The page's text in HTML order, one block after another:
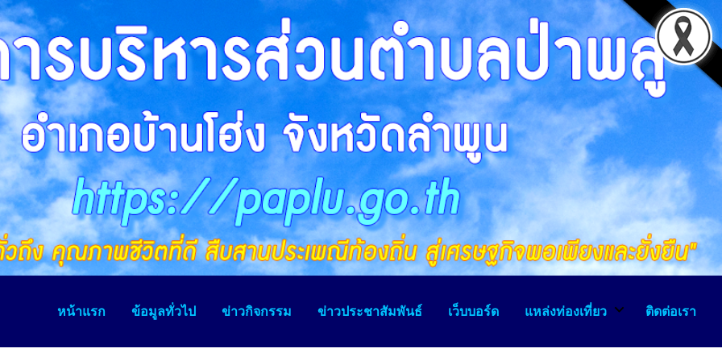
หน้าแรก ข้อมูลทั่วไป ข่าวกิจกรรม ข่าวประชาสัมพันธ์ เว็บบอร์ด แหล่งท่องเที่ยว ติดต่อเรา